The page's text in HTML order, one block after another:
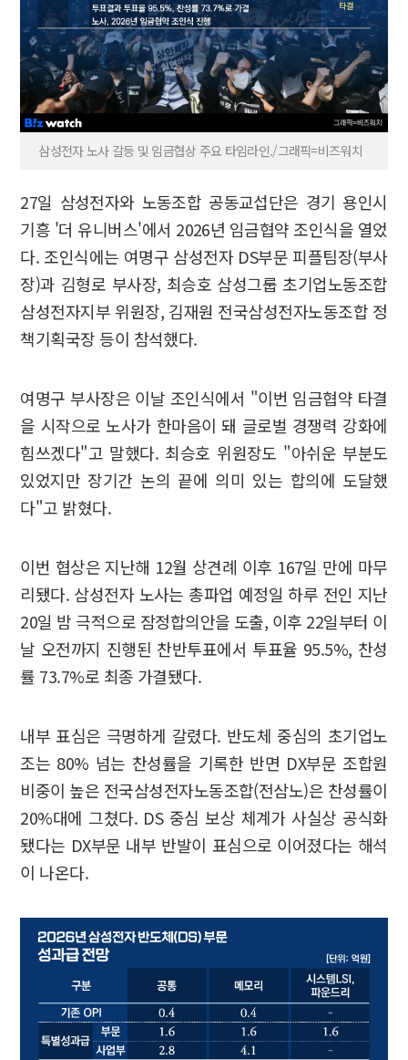
삼성전자 노사 갈등 및 임금협상 주요 타임라인./그래픽=비즈워치
27일 삼성전자와 노동조합 공동교섭단은 경기 용인시
기흥 '더 유니버스'에서 2026년 임금협약 조인식을 열었
다. 조인식에는 여명구 삼성전자 DS부문 피플팀장(부사
장)과 김형로 부사장, 최승호 삼성그룹 초기업노동조합
삼성전자지부 위원장, 김재원 전국삼성전자노동조합 정
책기획국장 등이 참석했다.
여명구 부사장은 이날 조인식에서 "이번 임금협약 타결
을 시작으로 노사가 한마음이 돼 글로벌 경쟁력 강화에
힘쓰겠다"고 말했다. 최승호 위원장도 "아쉬운 부분도
있었지만 장기간 논의 끝에 의미 있는 합의에 도달했
다"고 밝혔다.
이번 협상은 지난해 12월 상견례 이후 167일 만에 마무
리됐다. 삼성전자 노사는 총파업 예정일 하루 전인 지난
20일 밤 극적으로 잠정합의안을 도출, 이후 22일부터 이
날 오전까지 진행된 찬반투표에서 투표율 95.5%, 찬성
률 73.7%로 최종 가결됐다.
내부 표심은 극명하게 갈렸다. 반도체 중심의 초기업노
조는 80% 넘는 찬성률을 기록한 반면 DX부문 조합원
비중이 높은 전국삼성전자노동조합(전삼노)은 찬성률이
20%대에 그쳤다. DS 중심 보상 체계가 사실상 공식화
됐다는 DX부문 내부 반발이 표심으로 이어졌다는 해석
이 나온다.